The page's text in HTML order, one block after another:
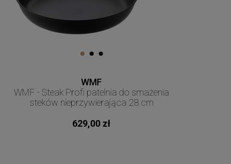
WMF
WMF - Steak Profi patelnia do smażenia
steków nieprzywierająca 28 cm
629,00 zł